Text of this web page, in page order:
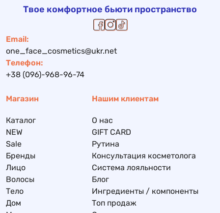
Твое комфортное бьюти пространство
Email:
one_face_cosmetics@ukr.net
Телефон:
+38 (096)-968-96-74
Магазин
Каталог
NEW
Sale
Бренды
Лицо
Волосы
Тело
Дом
Нашим клиентам
О нас
GIFT CARD
Рутина
Консультация косметолога
Система лояльности
Блог
Ингредиенты / компоненты
Топ продаж